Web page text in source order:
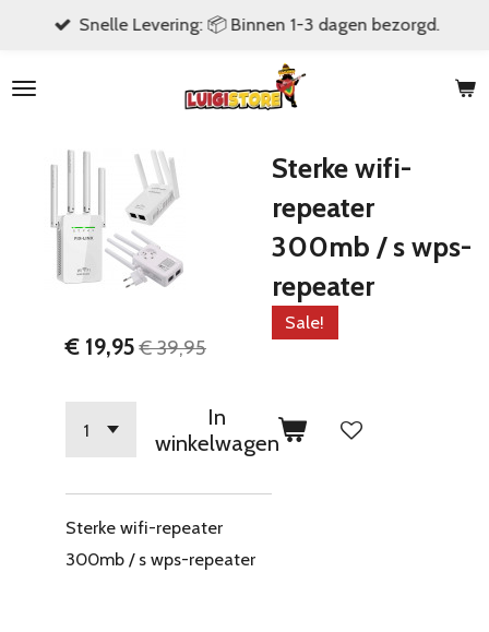
naar
hoofdinhoud
Snelle Levering: 📦 Binnen 1-3 dagen bezorgd.
Sterke wifi-
repeater
300mb / s wps-
repeater
Sale!
€ 19,95 € 39,95
In
winkelwagen
Sterke wifi-repeater
300mb / s wps-repeater